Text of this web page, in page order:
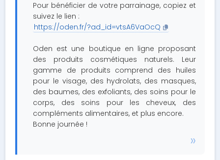
Pour bénéficier de votre parrainage, copiez et
suivez le lien :
https://oden.fr/?ad_id=vtsA6VaOcQ
Oden est une boutique en ligne proposant
des produits cosmétiques naturels. Leur
gamme de produits comprend des huiles
pour le visage, des hydrolats, des masques,
des baumes, des exfoliants, des soins pour le
corps, des soins pour les cheveux, des
compléments alimentaires, et plus encore.
Bonne journée !